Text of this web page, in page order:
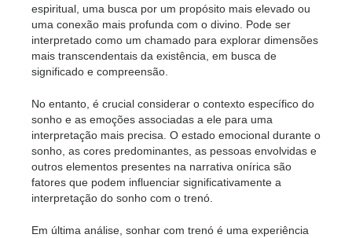
espiritual, uma busca por um propósito mais elevado ou
uma conexão mais profunda com o divino. Pode ser
interpretado como um chamado para explorar dimensões
mais transcendentais da existência, em busca de
significado e compreensão.
No entanto, é crucial considerar o contexto específico do
sonho e as emoções associadas a ele para uma
interpretação mais precisa. O estado emocional durante o
sonho, as cores predominantes, as pessoas envolvidas e
outros elementos presentes na narrativa onírica são
fatores que podem influenciar significativamente a
interpretação do sonho com o trenó.
Em última análise, sonhar com trenó é uma experiência